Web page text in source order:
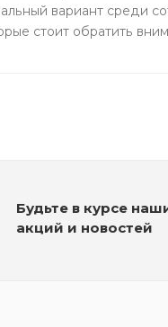
вариант среди
стоит обратить
Будьте в курсе
акций и новостей